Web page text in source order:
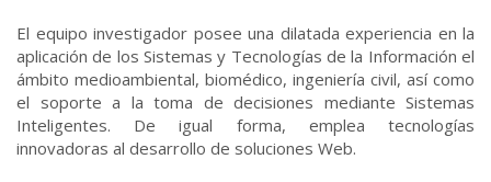
El equipo investigador posee una dilatada experiencia en la
aplicación de los Sistemas y Tecnologías de la Información el
ámbito medioambiental, biomédico, ingeniería civil, así como
el soporte a la toma de decisiones mediante Sistemas
Inteligentes. De igual forma, emplea tecnologías
innovadoras al desarrollo de soluciones Web.